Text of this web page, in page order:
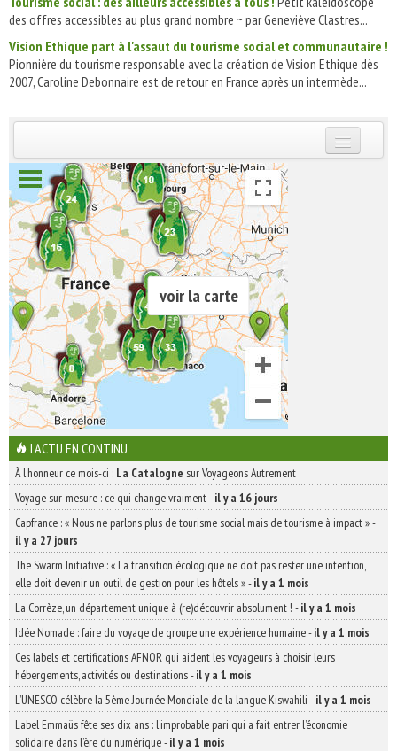
des offres accessibles au plus grand nombre ~ par Geneviève Clastres...
Vision Ethique part à l'assaut du tourisme social et communautaire !
Pionnière du tourisme responsable avec la création de Vision Ethique dès
2007, Caroline Debonnaire est de retour en France après un intermède...
INSCRIVEZ-VOUS | ABONNEZ-VOUS
voir la carte
L'ACTU EN CONTINU
À l'honneur ce mois-ci : La Catalogne sur Voyageons Autrement
Voyage sur-mesure : ce qui change vraiment-il y a 16 jours
Capfrance : « Nous ne parlons plus de tourisme social mais de tourisme à impact »-
il y a 27 jours
The Swarm Initiative : « La transition écologique ne doit pas rester une intention,
elle doit devenir un outil de gestion pour les hôtels »-il y a 1 mois
La Corrèze, un département unique à (re)découvrir absolument ! -il y a 1 mois
Idée Nomade : faire du voyage de groupe une expérience humaine-il y a 1 mois
Ces labels et certifications AFNOR qui aident les voyageurs à choisir leurs
hébergements, activités ou destinations-il y a 1 mois
L’UNESCO célèbre la 5ème Journée Mondiale de la langue Kiswahili -il y a 1 mois
Label Emmaüs fête ses dix ans : l’improbable pari qui a fait entrer l’économie
solidaire dans l’ère du numérique-il y a 1 mois